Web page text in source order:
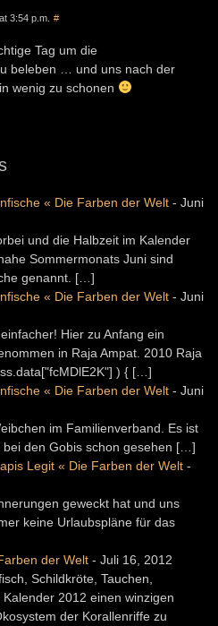
3:54 p.m. #
Tag um die
beleben … und uns nach der
wenig zu schonen
« Die Farben der Welt - Juni
und die Halbzeit im Kalender
Sommermonats Juni sind
genannt. […]
« Die Farben der Welt - Juni
Hier zu Anfang ein
in Raja Ampat. 2010 Raja
) { […]
« Die Farben der Welt - Juni
im Familienverband. Es ist
bei den Gobis schon gesehen […]
Legit « Die Farben der Welt -
geweckt hat und uns
keine Urlaubspläne für das
der Welt - Juli 16, 2012
Schildkröte, Tauchen,
2012 einen winzigen
der Korallenriffe zu